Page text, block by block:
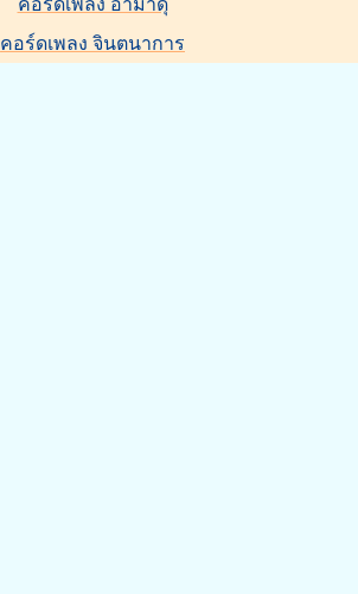
คอร์ดเพลง อาม่าดุ
คอร์ดเพลง จินตนาการ